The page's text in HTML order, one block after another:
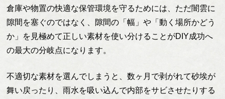
倉庫や物置の快適な保管環境を守るためには、ただ闇雲に
隙間を塞ぐのではなく、隙間の「幅」や「動く場所かどう
か」を見極めて正しい素材を使い分けることがDIY成功へ
の最大の分岐点になります。
不適切な素材を選んでしまうと、数ヶ月で剥がれて砂埃が
舞い戻ったり、雨水を吸い込んで内部をサビさせたりする